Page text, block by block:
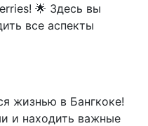
🌟 Здесь вы
все аспекты
жизнью в Бангкоке!
и находить важные